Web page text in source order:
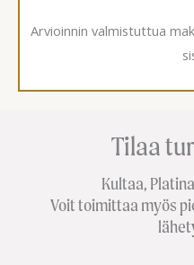
Arvioinnin valmistuttua
Tilaa
Kultaa,
Voit toimittaa myös